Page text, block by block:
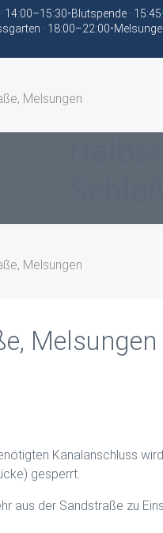
14:00–15:30•Blutspende ·
· 18:00–22:00•
Melsungen
Melsungen
Melsungen
Kanalanschluss
gesperrt.
der Sandstraße zu